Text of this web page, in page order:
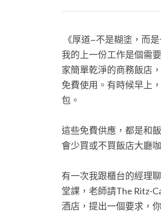
《厚道~不是糊塗，而
我的上一份工作是個需
家簡單乾淨的商務飯店
免費使用。有時候早上
包。
這些免費供應，都是和
會少買或不買飯店大廳
有一次我跟櫃台的經理
堂課，老師請The Ritz-
酒店，提出一個要求，